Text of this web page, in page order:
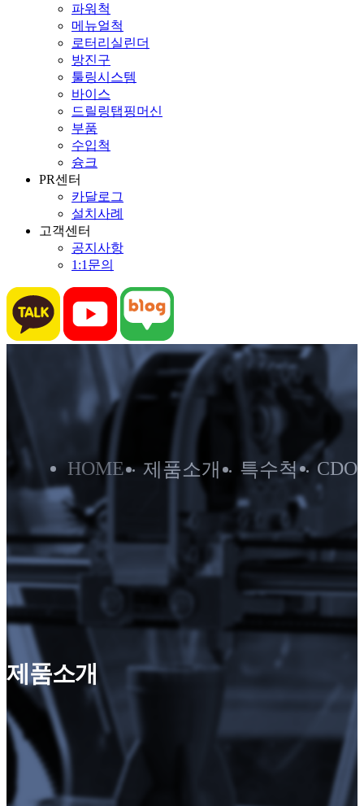
파워척
메뉴얼척
로터리실린더
방진구
툴링시스템
바이스
드릴링탭핑머신
부품
수입척
슝크
PR센터
카달로그
설치사례
고객센터
공지사항
1:1문의
HOME 제품소개 특수척 CDO
제품소개